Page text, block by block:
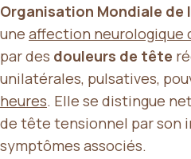
Organisation Mondiale de
une affection neurologique
par des douleurs de tête
unilatérales, pulsatives,
heures. Elle se distingue
de tête tensionnel par son
symptômes associés.